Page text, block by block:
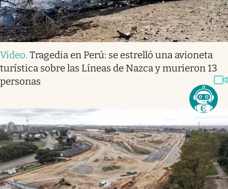
Video. Tragedia en Perú: se estrelló una avioneta
turística sobre las Líneas de Nazca y murieron 13
personas